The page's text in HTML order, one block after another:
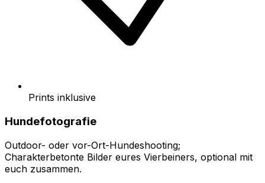
Prints inklusive
Hundefotografie
Outdoor- oder vor-Ort-Hundeshooting;
Charakterbetonte Bilder eures Vierbeiners, optional mit
euch zusammen.